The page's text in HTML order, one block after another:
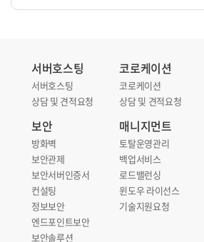
서버호스팅
서버호스팅
상담 및 견적요청
코로케이션
코로케이션
상담 및 견적요청
보안
방화벽
보안관제
보안서버인증서
컨설팅
정보보안
엔드포인트보안
보안솔루션
매니지먼트
토탈운영관리
백업서비스
로드밸런싱
윈도우 라이선스
기술지원요청